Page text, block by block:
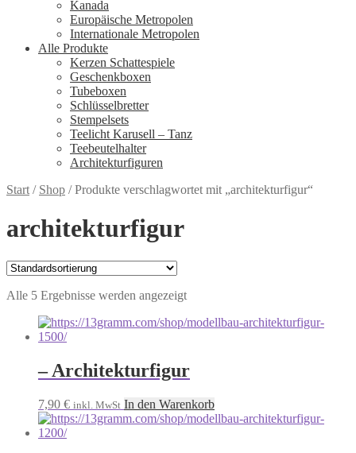
Kanada
Europäische Metropolen
Internationale Metropolen
Alle Produkte
Kerzen Schattespiele
Geschenkboxen
Tubeboxen
Schlüsselbretter
Stempelsets
Teelicht Karusell – Tanz
Teebeutelhalter
Architekturfiguren
Start / Shop /Produkte verschlagwortet mit „architekturfigur“
architekturfigur
Alle 5 Ergebnisse werden angezeigt
– Architekturfigur
7,90 € inkl. MwSt In den Warenkorb